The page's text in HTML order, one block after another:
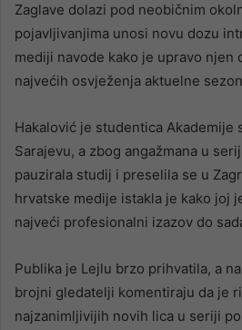
Zaglave dolazi pod neobičnim
pojavljivanjima unosi novu dozu
mediji navode kako je upravo njen
najvećih osvježenja aktuelne
Hakalović je studentica Akademije
Sarajevu, a zbog angažmana u
pauzirala studij i preselila se u
hrvatske medije istakla je kako joj
najveći profesionalni izazov do
Publika je Lejlu brzo prihvatila, a
brojni gledatelji komentiraju da je
najzanimljivijih novih lica u seriji